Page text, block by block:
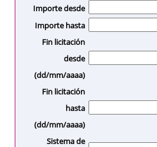
Importe desde
Importe hasta
Fin licitación
desde
(dd/mm/aaaa)
Fin licitación
hasta
(dd/mm/aaaa)
Sistema de